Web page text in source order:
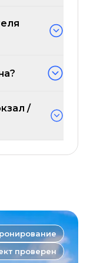
/
проверен